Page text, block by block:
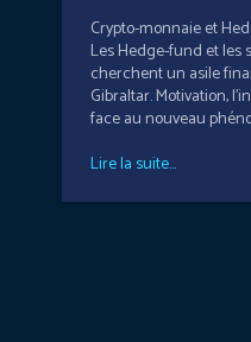
Crypto-monnaie et
Les Hedge-fund et les
cherchent un asile
Gibraltar. Motivation,
face au nouveau
Lire la suite...